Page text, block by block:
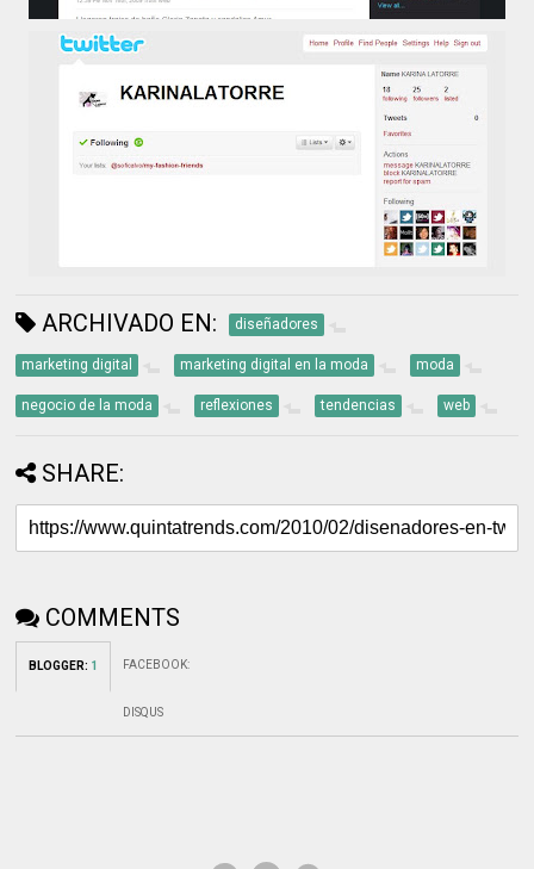
ARCHIVADO EN: diseñadores
marketing digital marketing digital en la moda moda
negocio de la moda reflexiones tendencias web
SHARE:
COMMENTS
BLOGGER: 1 FACEBOOK:
DISQUS